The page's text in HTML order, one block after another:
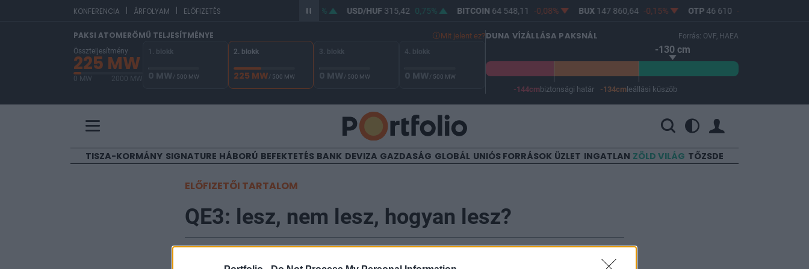
KONFERENCIA | ÁRFOLYAM | ELŐFIZETÉS 0,63% USD/HUF315,42 0,75% BITCOIN64 548,11 -0,08% BUX147 860,64 -0,15% OTP 46 610 -0,3%
PAKSI ATOMERŐMŰ TELJESÍTMÉNYE Mit jelent ez?
Összteljesítmény
225 MW
0 MW 2000 MW
1. blokk
0 MW/ 500 MW
2. blokk
225 MW/ 500 MW
3. blokk
0 MW/ 500 MW
4. blokk
0 MW/ 500 MW
DUNA VÍZÁLLÁSA PAKSNÁL Forrás: OVF, HAEA
-130 cm
-144cm biztonsági határ -134cm leállási küszöb
TISZA-KORMÁNY SIGNATURE HÁBORÚ BEFEKTETÉS BANK DEVIZA GAZDASÁG GLOBÁL UNIÓS FORRÁSOK ÜZLET INGATLAN ZÖLD VILÁG TŐZSDE
ELŐFIZETŐI TARTALOM
QE3: lesz, nem lesz, hogyan lesz?
2012. június 12. 11:28